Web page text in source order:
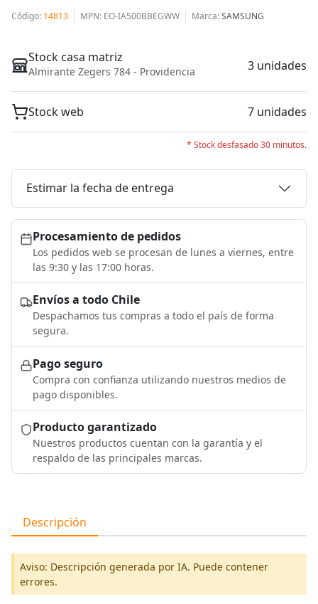
Código: 14813 MPN: EO-IA500BBEGWW Marca:SAMSUNG
Stock casa matriz
Almirante Zegers 784 - Providencia 3 unidades
Stock web 7 unidades
* Stock desfasado 30 minutos.
Estimar la fecha de entrega
Procesamiento de pedidos
Los pedidos web se procesan de lunes a viernes, entre
las 9:30 y las 17:00 horas.
Envíos a todo Chile
Despachamos tus compras a todo el país de forma
segura.
Pago seguro
Compra con confianza utilizando nuestros medios de
pago disponibles.
Producto garantizado
Nuestros productos cuentan con la garantía y el
respaldo de las principales marcas.
Descripción
Aviso: Descripción generada por IA. Puede contener
errores.